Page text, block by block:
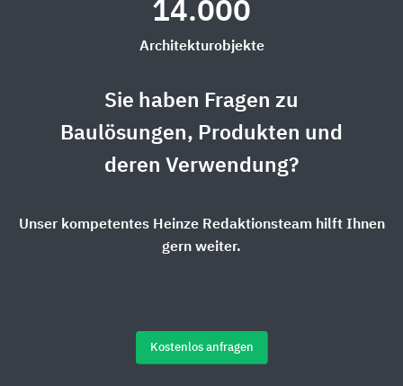
14.000
Architekturobjekte
Sie haben Fragen zu
Baulösungen, Produkten und
deren Verwendung?
Unser kompetentes Heinze Redaktionsteam hilft Ihnen
gern weiter.
Kostenlos anfragen